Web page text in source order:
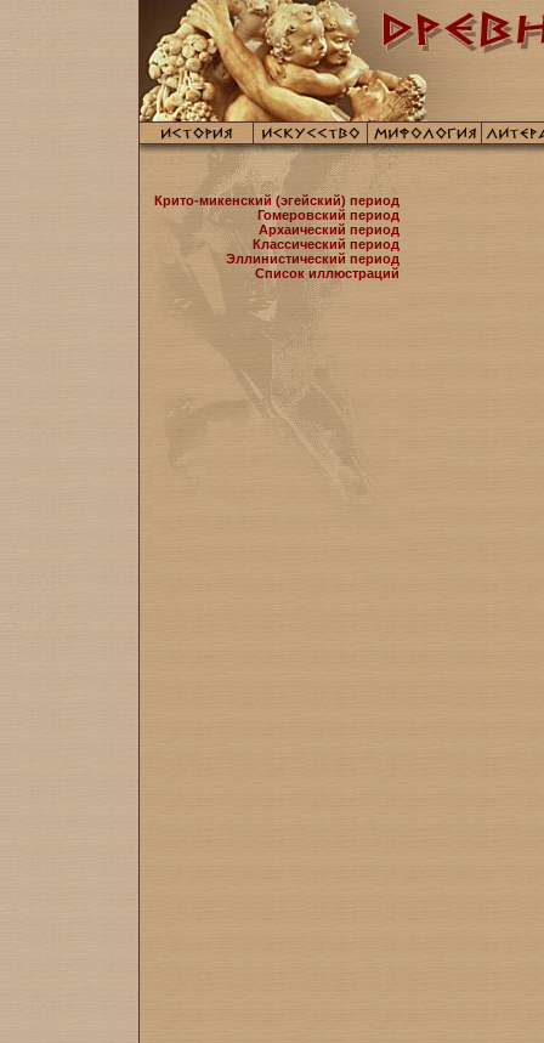
Крито-микенский (эгейский) период
Гомеровский период
Архаический период
Классический период
Эллинистический период
Список иллюстраций